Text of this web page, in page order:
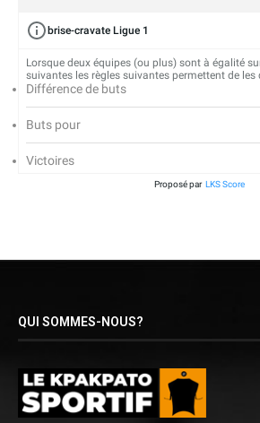
brise-cravate Ligue 1
Lorsque deux équipes (ou plus) sont à égalité
suivantes les règles suivantes permettent de les
Différence de buts
Buts pour
Victoires
Proposé par LKS Score
QUI SOMMES-NOUS?